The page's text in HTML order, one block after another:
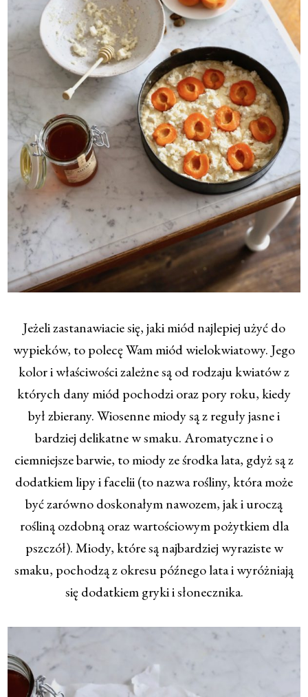
Jeżeli zastanawiacie się, jaki miód najlepiej użyć do
wypieków, to polecę Wam miód wielokwiatowy. Jego
kolor i właściwości zależne są od rodzaju kwiatów z
których dany miód pochodzi oraz pory roku, kiedy
był zbierany. Wiosenne miody są z reguły jasne i
bardziej delikatne w smaku. Aromatyczne i o
ciemniejsze barwie, to miody ze środka lata, gdyż są z
dodatkiem lipy i facelii (to nazwa rośliny, która może
być zarówno doskonałym nawozem, jak i uroczą
rośliną ozdobną oraz wartościowym pożytkiem dla
pszczół). Miody, które są najbardziej wyraziste w
smaku, pochodzą z okresu późnego lata i wyróżniają
się dodatkiem gryki i słonecznika.